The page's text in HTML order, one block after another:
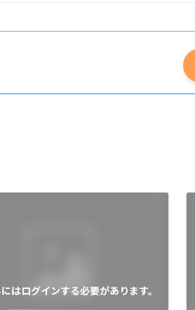
はログインする必要があります。